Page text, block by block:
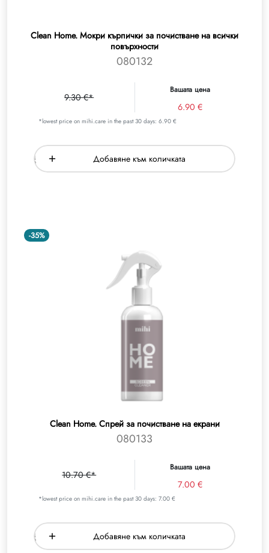
Clean Home. Мокри кърпички за почистване на всички
повърхности
080132
9.30 €*
Вашата цена
6.90 €
*lowest price on mihi.care in the past 30 days: 6.90 €
Добавяне към количката
-35%
Clean Home. Спрей за почистване на екрани
080133
10.70 €*
Вашата цена
7.00 €
*lowest price on mihi.care in the past 30 days: 7.00 €
Добавяне към количката